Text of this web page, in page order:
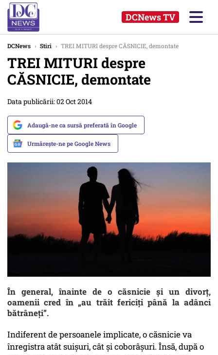
DCNews TV
DCNews › Stiri › TREI MITURI despre CĂSNICIE, demontate
TREI MITURI despre
CĂSNICIE, demontate
Data publicării: 02 Oct 2014
Adaugă-ne ca sursă preferată în Google
Urmărește-ne pe Google News
În general, înainte de o căsnicie și un divorț,
oamenii cred în „au trăit fericiți până la adânci
bătrâneți”.
Indiferent de persoanele implicate, o căsnicie va
înregistra atât suișuri, cât și coborâșuri. Însă, după o